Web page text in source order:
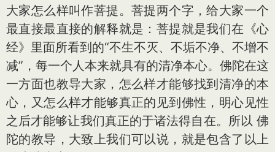
大家怎么样叫作菩提。菩提两个字，给大家一个
最直接最直接的解释就是：菩提就是我们在《心
经》里面所看到的“不生不灭、不垢不净、不增不
减”，每一个人本来就具有的清净本心。佛陀在这
一方面也教导大家，怎么样才能够找到清净的本
心，又怎么样才能够真正的见到佛性，明心见性
之后才能够让我们真正的于诸法得自在。所以 佛
陀的教导，大致上我们可以说，就是包含了以上